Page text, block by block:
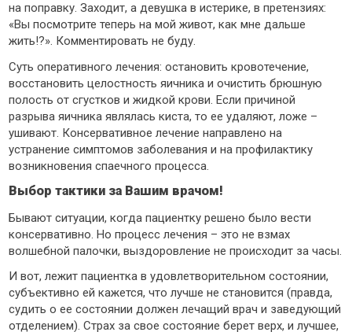
на поправку. Заходит, а девушка в истерике, в претензиях:
«Вы посмотрите теперь на мой живот, как мне дальше
жить!?». Комментировать не буду.
Суть оперативного лечения: остановить кровотечение,
восстановить целостность яичника и очистить брюшную
полость от сгустков и жидкой крови. Если причиной
разрыва яичника являлась киста, то ее удаляют, ложе –
ушивают. Консервативное лечение направлено на
устранение симптомов заболевания и на профилактику
возникновения спаечного процесса.
Выбор тактики за Вашим врачом!
Бывают ситуации, когда пациентку решено было вести
консервативно. Но процесс лечения – это не взмах
волшебной палочки, выздоровление не происходит за часы.
И вот, лежит пациентка в удовлетворительном состоянии,
субъективно ей кажется, что лучше не становится (правда,
судить о ее состоянии должен лечащий врач и заведующий
отделением). Страх за свое состояние берет верх, и лучшее,